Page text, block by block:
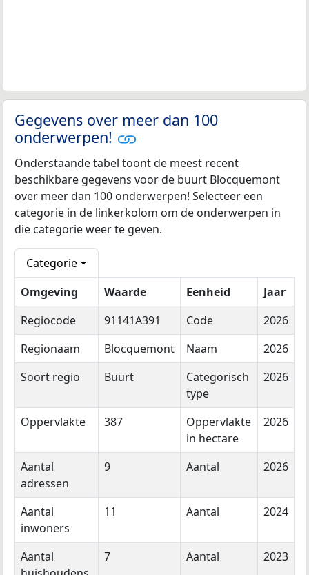
Gegevens over meer dan 100
onderwerpen!
Onderstaande tabel toont de meest recent
beschikbare gegevens voor de buurt Blocquemont
over meer dan 100 onderwerpen! Selecteer een
categorie in de linkerkolom om de onderwerpen in
die categorie weer te geven.
Categorie
Omgeving
Waarde Eenheid
Jaar
Regiocode
91141A391 Code
2026
Regionaam
Blocquemont Naam
2026
Soort regio
Buurt
Categorisch
type
2026
Oppervlakte 387
Oppervlakte
in hectare
2026
Aantal
adressen
9 Aantal 2026
Aantal
inwoners
11 Aantal 2024
Aantal
7 Aantal 2023